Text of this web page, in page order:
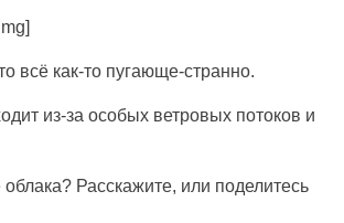
всё как-то пугающе-странно.
из-за особых ветровых потоков и
Расскажите, или поделитесь